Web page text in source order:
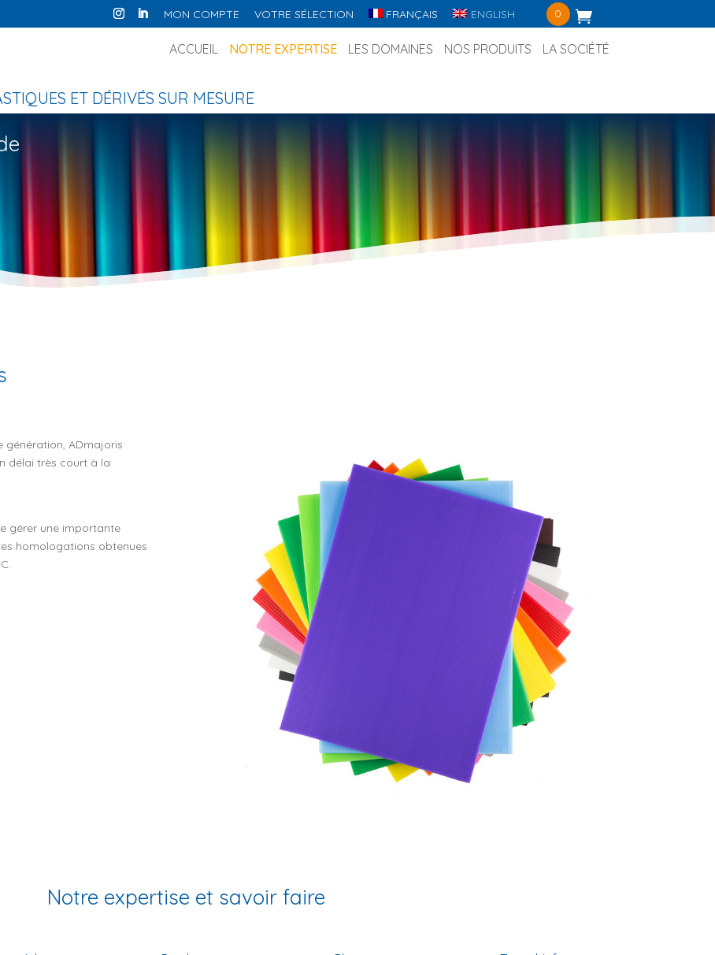
MON COMPTE VOTRE SÉLECTION FRANÇAIS ENGLISH 0
ET DÉRIVÉS SUR MESURE
ACCUEIL NOTRE EXPERTISE LES DOMAINES NOS PRODUITS LA SOCIÉTÉ
génération, ADmajoris
délai très court à la
gérer une importante
homologations obtenues
Notre expertise et savoir faire